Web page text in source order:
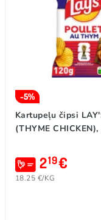
-5%
Kartupeļu čipsi
(THYME
219€
18.25 €/KG